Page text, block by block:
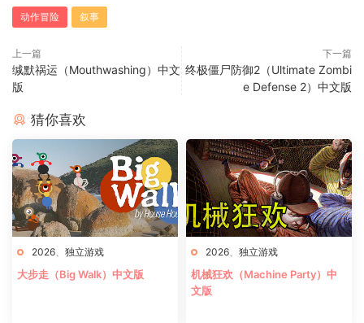
动作冒险 叙事
上一篇
缄默祸运（Mouthwashing）中文
版
下一篇
终极僵尸防御2（Ultimate Zombi
e Defense 2）中文版
猜你喜欢
2026 独立游戏
大步走（Big Walk）中文版
2026 独立游戏
机械狂欢（Machine Party）中
文版